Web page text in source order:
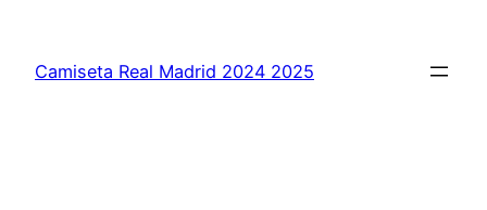
contenido
Camiseta Real Madrid 2024 2025